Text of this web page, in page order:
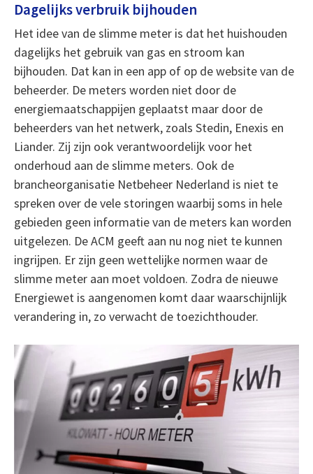
Dagelijks verbruik bijhouden
Het idee van de slimme meter is dat het huishouden
dagelijks het gebruik van gas en stroom kan
bijhouden. Dat kan in een app of op de website van de
beheerder. De meters worden niet door de
energiemaatschappijen geplaatst maar door de
beheerders van het netwerk, zoals Stedin, Enexis en
Liander. Zij zijn ook verantwoordelijk voor het
onderhoud aan de slimme meters. Ook de
brancheorganisatie Netbeheer Nederland is niet te
spreken over de vele storingen waarbij soms in hele
gebieden geen informatie van de meters kan worden
uitgelezen. De ACM geeft aan nu nog niet te kunnen
ingrijpen. Er zijn geen wettelijke normen waar de
slimme meter aan moet voldoen. Zodra de nieuwe
Energiewet is aangenomen komt daar waarschijnlijk
verandering in, zo verwacht de toezichthouder.